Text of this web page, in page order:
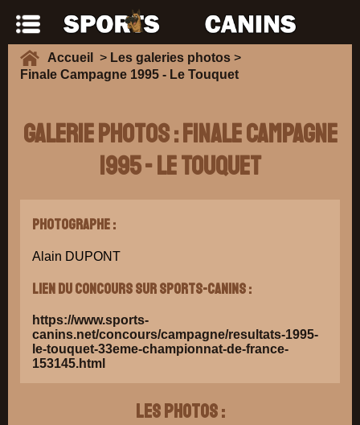
Accueil > Les galeries photos >
Finale Campagne 1995 - Le Touquet
Galerie Photos : Finale Campagne
1995 - Le Touquet
Photographe :
Alain DUPONT
Lien du concours sur Sports-Canins :
https://www.sports-
canins.net/concours/campagne/resultats-1995-
le-touquet-33eme-championnat-de-france-
153145.html
Les photos :